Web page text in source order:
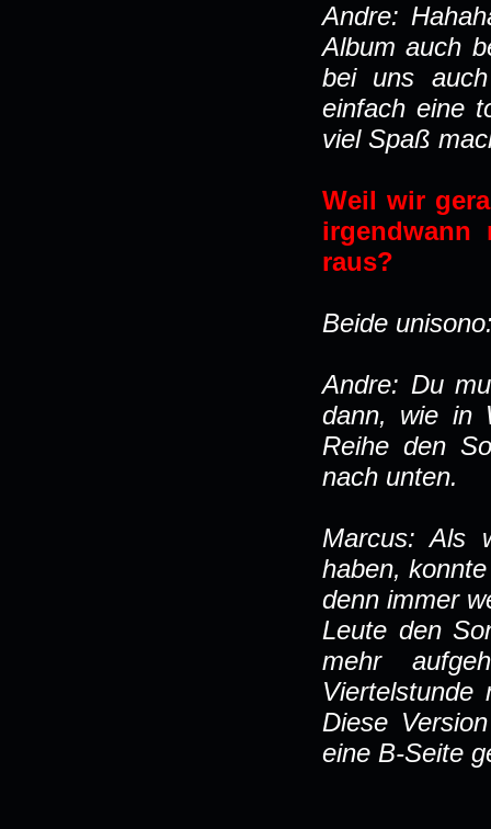
Andre:
Album auch
bei uns
einfach eine
viel Spaß
Weil wir
raus?
Beide
Andre: Du
dann, wie in
Reihe den
nach unten.
Marcus: Als
haben,
denn immer
Leute den
mehr
Diese
eine B-Seite